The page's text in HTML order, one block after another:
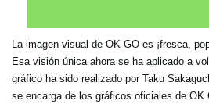
La imagen visual de OK GO es ¡fresca,
Esa visión única ahora se ha aplicado a
gráfico ha sido realizado por Taku
se encarga de los gráficos oficiales de OK